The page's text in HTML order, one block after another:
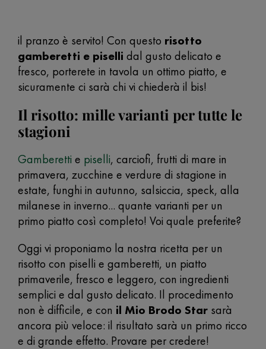
il pranzo è servito! Con questo risotto
gamberetti e piselli dal gusto delicato e
fresco, porterete in tavola un ottimo piatto, e
sicuramente ci sarà chi vi chiederà il bis!
Il risotto: mille varianti per tutte le
stagioni
Gamberetti e piselli, carciofi, frutti di mare in
primavera, zucchine e verdure di stagione in
estate, funghi in autunno, salsiccia, speck, alla
milanese in inverno... quante varianti per un
primo piatto così completo! Voi quale preferite?
Oggi vi proponiamo la nostra ricetta per un
risotto con piselli e gamberetti, un piatto
primaverile, fresco e leggero, con ingredienti
semplici e dal gusto delicato. Il procedimento
non è difficile, e con il Mio Brodo Star sarà
ancora più veloce: il risultato sarà un primo ricco
e di grande effetto. Provare per credere!